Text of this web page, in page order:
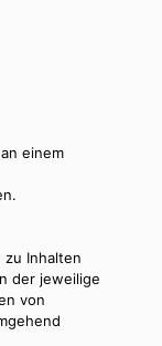
einem
Inhalten
der jeweilige
von